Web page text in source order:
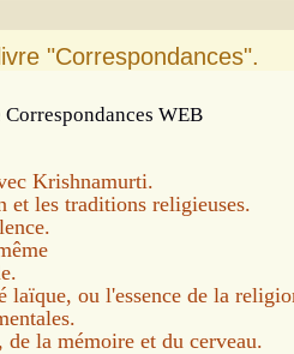
"Correspondances".
Krishnamurti.
et les traditions religieuses.
laïque, ou l'essence de la
de la mémoire et du cerveau.